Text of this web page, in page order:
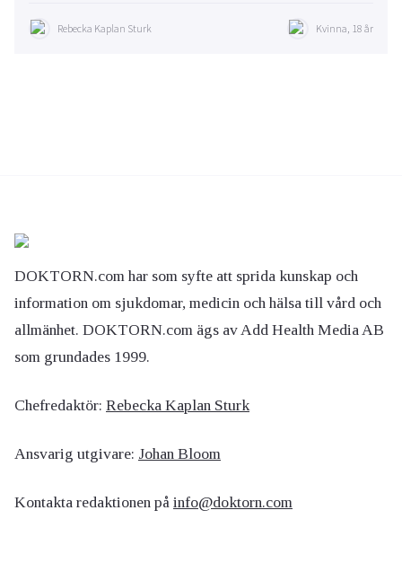
Rebecka Kaplan Sturk Kvinna, 18 år
DOKTORN.com har som syfte att sprida kunskap och
information om sjukdomar, medicin och hälsa till vård och
allmänhet. DOKTORN.com ägs av Add Health Media AB
som grundades 1999.
Chefredaktör: Rebecka Kaplan Sturk
Ansvarig utgivare: Johan Bloom
Kontakta redaktionen på info@doktorn.com